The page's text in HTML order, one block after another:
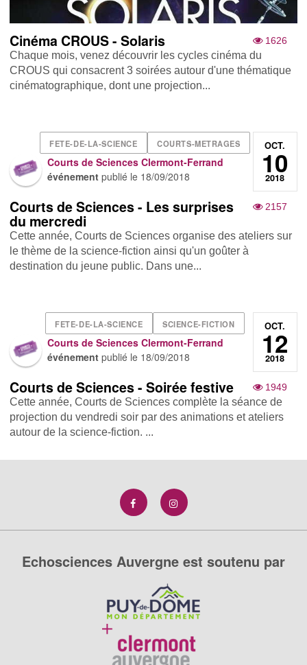
1626
Cinéma CROUS - Solaris
Chaque mois, venez découvrir les cycles cinéma du
CROUS qui consacrent 3 soirées autour d'une thématique
cinématographique, dont une projection...
FETE-DE-LA-SCIENCE COURTS-METRAGES
Courts de Sciences Clermont-Ferrand
événement publié le 18/09/2018
OCT.
10
2018
2157
Courts de Sciences - Les surprises
du mercredi
Cette année, Courts de Sciences organise des ateliers sur
le thème de la science-fiction ainsi qu'un goûter à
destination du jeune public. Dans une...
FETE-DE-LA-SCIENCE SCIENCE-FICTION
Courts de Sciences Clermont-Ferrand
événement publié le 18/09/2018
OCT.
12
2018
1949
Courts de Sciences - Soirée festive
Cette année, Courts de Sciences complète la séance de
projection du vendredi soir par des animations et ateliers
autour de la science-fiction. ...
Echosciences Auvergne est soutenu par